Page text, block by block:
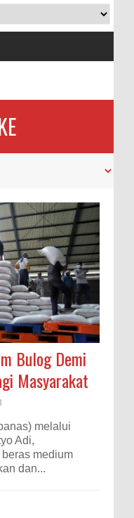
Bulog Demi
Masyarakat
melalui
Adi,
medium
dan...